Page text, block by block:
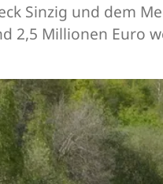
Sinzig und dem
2,5 Millionen Euro